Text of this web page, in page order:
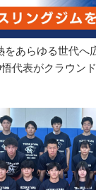
をあらゆる世代
代表がクラウン